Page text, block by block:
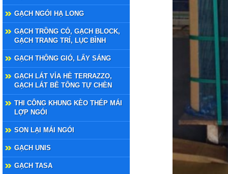
GẠCH NGÓI HẠ LONG
GẠCH TRỒNG CỎ, GẠCH BLOCK,
GẠCH TRANG TRÍ, LỤC BÌNH
GẠCH THÔNG GIÓ, LẤY SÁNG
GẠCH LÁT VỈA HÈ TERRAZZO,
GẠCH LÁT BÊ TÔNG TỰ CHÈN
THI CÔNG KHUNG KÈO THÉP MÁI
LỢP NGÓI
SON LẠI MÁI NGÓI
GẠCH UNIS
GẠCH TASA